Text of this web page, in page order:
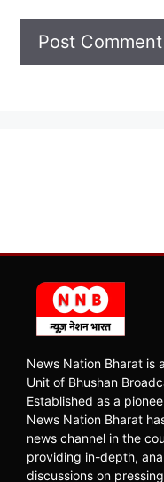
News Nation Bharat is
Unit of Bhushan
Established as a
News Nation Bharat
news channel in the
providing in-depth,
discussions on